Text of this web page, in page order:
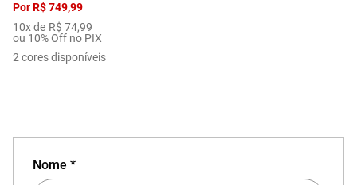
PorR$749,99
10x de R$ 74,99
ou 10% Off no PIX
2 cores disponíveis
Nome *